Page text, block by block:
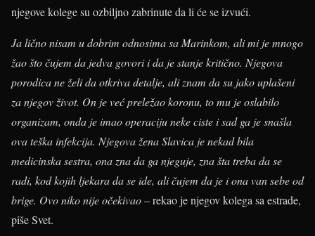
njegove kolege su ozbiljno zabrinute da li će se izvući.
Ja lično nisam u dobrim odnosima sa Marinkom, ali mi je mnogo
žao što čujem da jedva govori i da je stanje kritično. Njegova
porodica ne želi da otkriva detalje, ali znam da su jako uplašeni
za njegov život. On je već preležao koronu, to mu je oslabilo
organizam, onda je imao operaciju neke ciste i sad ga je snašla
ova teška infekcija. Njegova žena Slavica je nekad bila
medicinska sestra, ona zna da ga njeguje, zna šta treba da se
radi, kod kojih ljekara da se ide, ali čujem da je i ona van sebe od
brige. Ovo niko nije očekivao– rekao je njegov kolega sa estrade,
piše Svet.